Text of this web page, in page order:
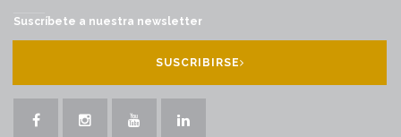
Suscríbete a nuestra newsletter
SUSCRIBIRSE